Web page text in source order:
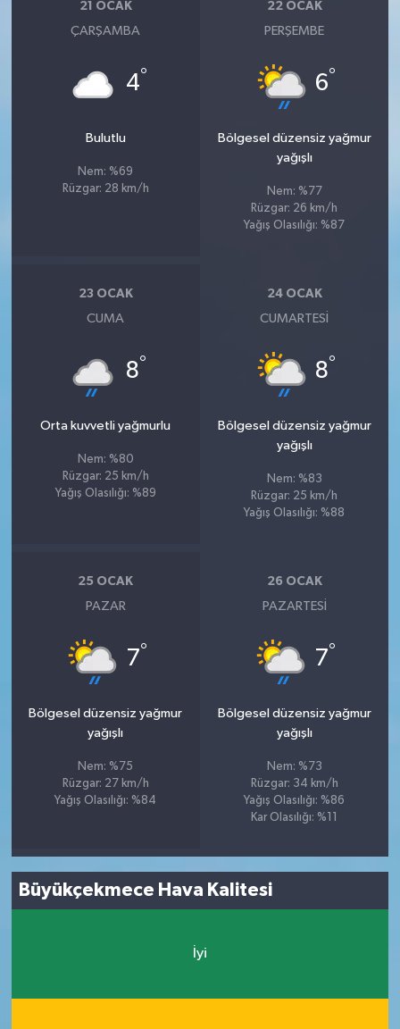
21 OCAK
ÇARŞAMBA
4°
Bulutlu
Nem: %69
Rüzgar: 28 km/h
22 OCAK
PERŞEMBE
6°
Bölgesel düzensiz yağmur
yağışlı
Nem: %77
Rüzgar: 26 km/h
Yağış Olasılığı: %87
23 OCAK
CUMA
8°
Orta kuvvetli yağmurlu
Nem: %80
Rüzgar: 25 km/h
Yağış Olasılığı: %89
24 OCAK
CUMARTESI
8°
Bölgesel düzensiz yağmur
yağışlı
Nem: %83
Rüzgar: 25 km/h
Yağış Olasılığı: %88
25 OCAK
PAZAR
7°
Bölgesel düzensiz yağmur
yağışlı
Nem: %75
Rüzgar: 27 km/h
Yağış Olasılığı: %84
26 OCAK
PAZARTESI
7°
Bölgesel düzensiz yağmur
yağışlı
Nem: %73
Rüzgar: 34 km/h
Yağış Olasılığı: %86
Kar Olasılığı: %11
Büyükçekmece Hava Kalitesi
İyi